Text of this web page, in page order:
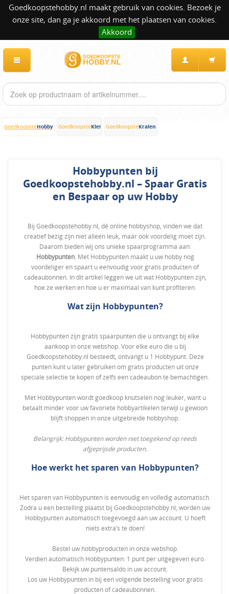
Goedkoopstehobby.nl maakt gebruik van cookies. Bezoek je
onze site, dan ga je akkoord met het plaatsen van cookies.
Akkoord
GoedkoopsteHobby GoedkoopsteKlei GoedkoopsteKralen
Hobbypunten bij
Goedkoopstehobby.nl – Spaar Gratis
en Bespaar op uw Hobby
Bij Goedkoopstehobby.nl, dé online hobbyshop, vinden we dat
creatief bezig zijn niet alleen leuk, maar ook voordelig moet zijn.
Daarom bieden wij ons unieke spaarprogramma aan:
Hobbypunten. Met Hobbypunten maakt u uw hobby nog
voordeliger en spaart u eenvoudig voor gratis producten of
cadeaubonnen. In dit artikel leggen we uit wat Hobbypunten zijn,
hoe ze werken en hoe u er maximaal van kunt profiteren.
Wat zijn Hobbypunten?
Hobbypunten zijn gratis spaarpunten die u ontvangt bij elke
aankoop in onze webshop. Voor elke euro die u bij
Goedkoopstehobby.nl besteedt, ontvangt u 1 Hobbypunt. Deze
punten kunt u later gebruiken om gratis producten uit onze
speciale selectie te kopen of zelfs een cadeaubon te bemachtigen.
Met Hobbypunten wordt goedkoop knutselen nog leuker, want u
betaalt minder voor uw favoriete hobbyartikelen terwijl u gewoon
blijft shoppen in onze uitgebreide hobbyshop.
Belangrijk: Hobbypunten worden niet toegekend op reeds
afgeprijsde producten.
Hoe werkt het sparen van Hobbypunten?
Het sparen van Hobbypunten is eenvoudig en volledig automatisch.
Zodra u een bestelling plaatst bij Goedkoopstehobby.nl, worden uw
Hobbypunten automatisch toegevoegd aan uw account. U hoeft
niets extra’s te doen!
Bestel uw hobbyproducten in onze webshop.
Verdien automatisch Hobbypunten: 1 punt per uitgegeven euro.
Bekijk uw puntensaldo in uw account.
Los uw Hobbypunten in bij een volgende bestelling voor gratis
producten of cadeaubonnen.